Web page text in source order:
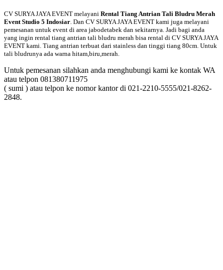
CV SURYA JAYA EVENT melayani Rental Tiang Antrian Tali Bludru Merah
Event Studio 5 Indosiar . Dan CV SURYA JAYA EVENT kami juga melayani
pemesanan untuk event di area jabodetabek dan sekitarnya. Jadi bagi anda
yang ingin rental tiang antrian tali bludru merah bisa rental di CV SURYA JAYA
EVENT kami. Tiang antrian terbuat dari stainless dan tinggi tiang 80cm. Untuk
tali bludrunya ada warna hitam,biru,merah.
Untuk pemesanan silahkan anda menghubungi kami ke kontak WA
atau telpon 081380711975
( sumi ) atau telpon ke nomor kantor di 021-2210-5555/021-8262-
2848.